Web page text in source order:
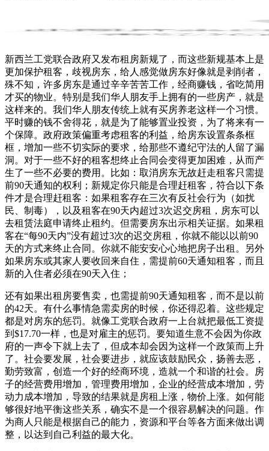
新西兰工党联合政府又发布租房新规了，而这些新规基本上是
更加保护租客，歧视房东，给人感觉做房东好像就是剥削者，
殊不知，许多房东是通过辛辛苦苦工作，经商赚钱，省吃简用
才买的物业。特别是我们华人朋友手上拥有的一些房产，就是
这样来的。我们华人朋友传统上就有买房养老这样一个习惯。
平时赚的钱不舍得花，就是为了能够置业投资，为了将来有一
个保障。政府政策偏重考虑租客的利益，给房东设置条条框
框，增加一些不切实际的要求，给那些不遵纪守法的人留了漏
洞。 对于一些不好的租客想终止合同会变得更加困难，从而产
生了一些不必要的费用。比如：取消房东无故赶走租客只需提
前90天通知的权利；新规定你只能是合理赶租客，符合以下条
件才是合理赶租客：如果租客存在三次有反社会行为（如扰
民、制毒），以及租客在90天内超过3次迟交房租，房东可以
去租赁法庭申请终止租约。但需要房东出示相关证据。如果租
客在“每90天内”没有超过3次的迟交房租，你就不能以以前90
天的方式来终止合同。你就不能安安心心地把房子出租。另外
如果房东或其家人要收回来自住，需提前60天通知租客，而且
新的入住者必须在90天入住；
还有如果出租房要售卖，也需提前90天通知租客，而不是以前
的42天。有什么事情急需卖房的时候，你还得忍着。这些规定
都是对房东的惩罚。就像工党联合政府一上台就把最低工资提
到$17.70一样，也是对雇主的惩罚。要知道生意不会因为你政
府的一声令下就上去了，但成本却会因为这样一个政策而上升
了。社会要发展，社会要进步，就应该鼓励民众，扬善去恶，
勤劳致富，创造一个好的经商环境，造就一个和谐的社会。 房
子的经营费用增加，管理费用增加，企业的经营成本增加，劳
动力成本增加，导致的结果就是房租上涨，物价上涨。如何能
够很好地平衡这些关系，确实不是一个很容易解决的问题。作
为商人只能是根据自己的能力，资源和平台等各方面来做出调
整，以达到自己利益的最大化。